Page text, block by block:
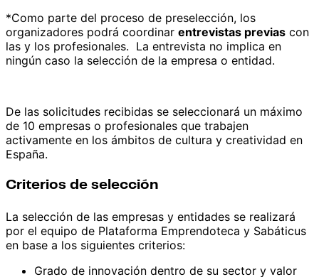
*Como parte del proceso de preselección, los
organizadores podrá coordinar entrevistas previas con
las y los profesionales. La entrevista no implica en
ningún caso la selección de la empresa o entidad.
De las solicitudes recibidas se seleccionará un máximo
de 10 empresas o profesionales que trabajen
activamente en los ámbitos de cultura y creatividad en
España.
Criterios de selección
La selección de las empresas y entidades se realizará
por el equipo de Plataforma Emprendoteca y Sabáticus
en base a los siguientes criterios:
Grado de innovación dentro de su sector y valor